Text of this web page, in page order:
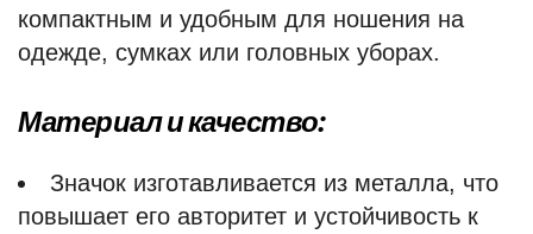
компактным и удобным для ношения на
одежде, сумках или головных уборах.
Материал и качество:
Значок изготавливается из металла, что
повышает его авторитет и устойчивость к